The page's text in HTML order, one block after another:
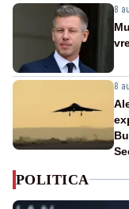
8
8
POLITICA